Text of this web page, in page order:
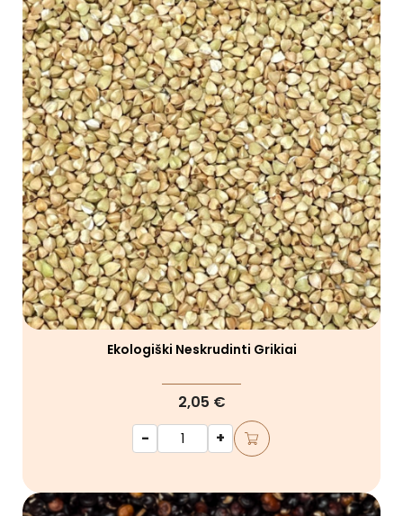
Ekologiški Neskrudinti Grikiai
2,05 €
-
+